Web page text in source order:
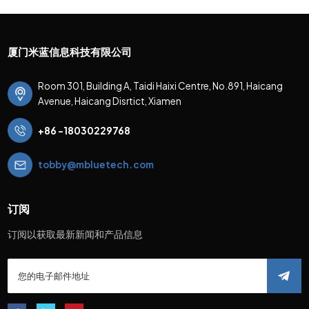
厦门米蓝信息科技有限公司
Room 301, Building A, Taidi Haixi Centre, No.891, Haicang
Avenue, Haicang Disrtict, Xiamen
+86 -18030229768
tobby@mbluetech.com
订阅
订阅以获取最新新闻和产品信息